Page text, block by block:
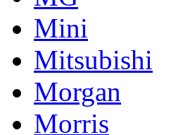
Mini
Mitsubishi
Morgan
Morris